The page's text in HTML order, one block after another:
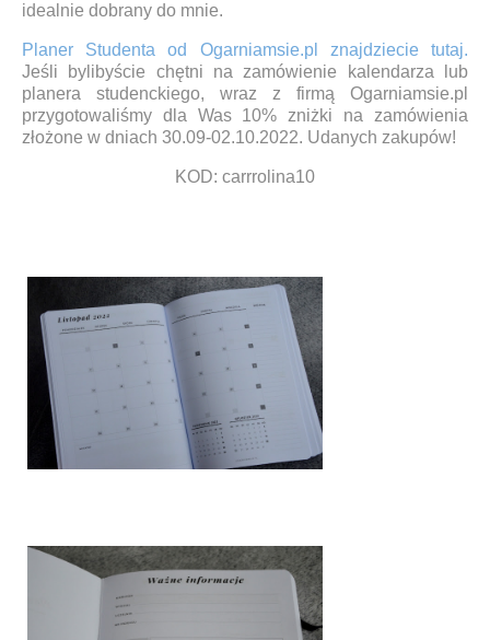
idealnie dobrany do mnie.
Planer Studenta od Ogarniamsie.pl znajdziecie tutaj.
Jeśli bylibyście chętni na zamówienie kalendarza lub
planera studenckiego, wraz z firmą Ogarniamsie.pl
przygotowaliśmy dla Was 10% zniżki na zamówienia
złożone w dniach 30.09-02.10.2022. Udanych zakupów!
KOD: carrrolina10